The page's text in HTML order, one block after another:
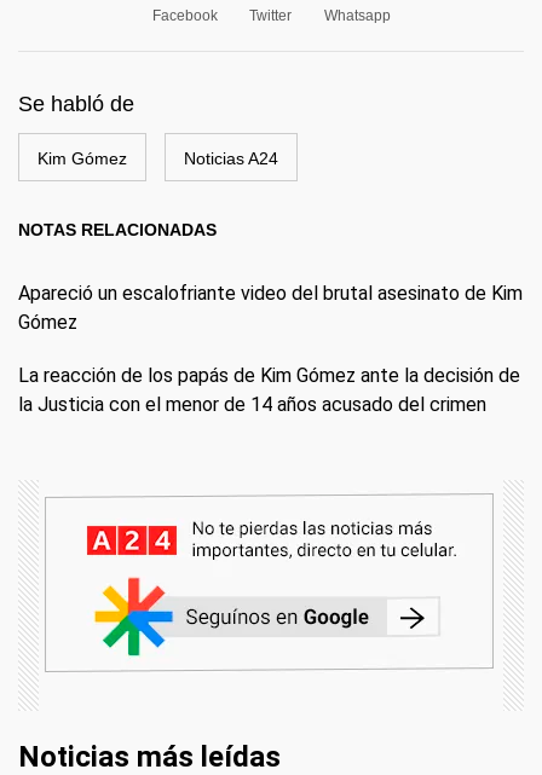
Facebook Twitter Whatsapp
Se habló de
Kim Gómez Noticias A24
NOTAS RELACIONADAS
Apareció un escalofriante video del brutal asesinato de Kim
Gómez
La reacción de los papás de Kim Gómez ante la decisión de
la Justicia con el menor de 14 años acusado del crimen
Noticias más leídas